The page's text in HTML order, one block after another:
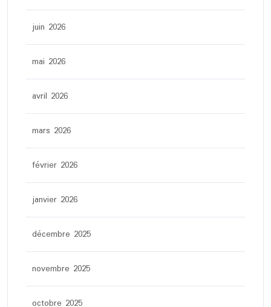
juin 2026
mai 2026
avril 2026
mars 2026
février 2026
janvier 2026
décembre 2025
novembre 2025
octobre 2025